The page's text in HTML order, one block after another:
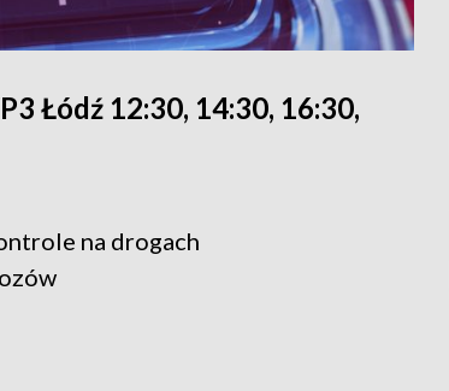
Łódź 12:30, 14:30, 16:30,
na drogach